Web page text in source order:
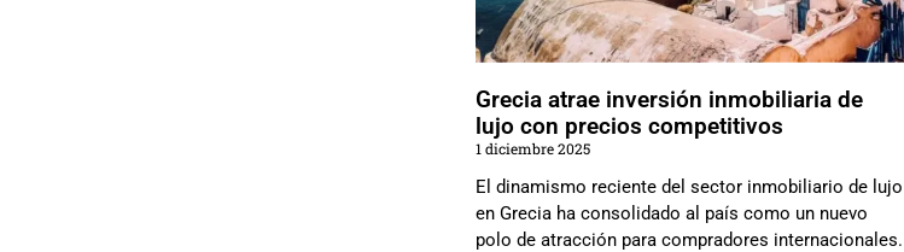
Grecia atrae inversión inmobiliaria de
lujo con precios competitivos
1 diciembre 2025
El dinamismo reciente del sector inmobiliario de lujo
en Grecia ha consolidado al país como un nuevo
polo de atracción para compradores internacionales.